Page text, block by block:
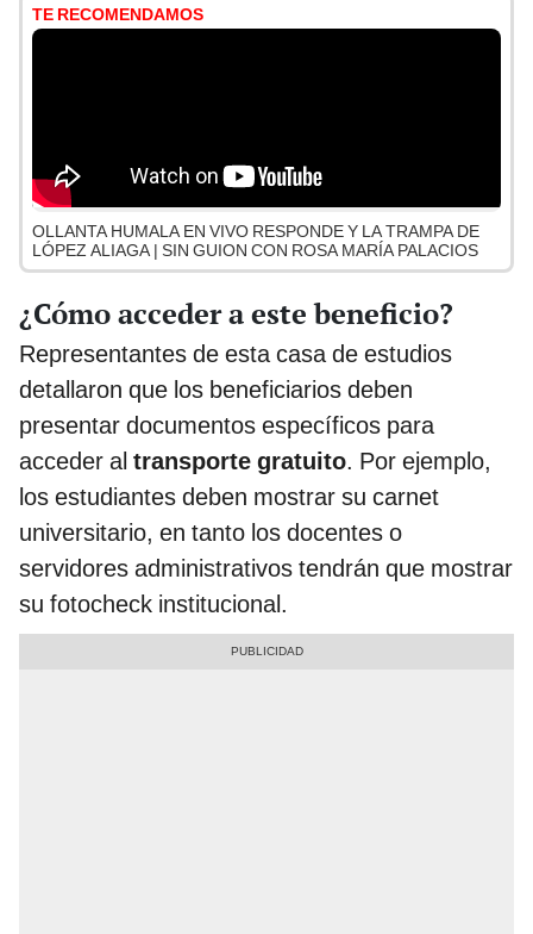
TE RECOMENDAMOS
OLLANTA HUMALA EN VIVO RESPONDE Y LA TRAMPA DE
LÓPEZ ALIAGA | SIN GUION CON ROSA MARÍA PALACIOS
¿Cómo acceder a este beneficio?
Representantes de esta casa de estudios
detallaron que los beneficiarios deben
presentar documentos específicos para
acceder al transporte gratuito. Por ejemplo,
los estudiantes deben mostrar su carnet
universitario, en tanto los docentes o
servidores administrativos tendrán que mostrar
su fotocheck institucional.